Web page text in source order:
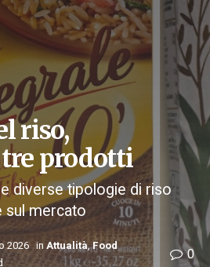
riso,
prodotti
diverse tipologie di riso
sul mercato
2026 in Attualità,Food
0